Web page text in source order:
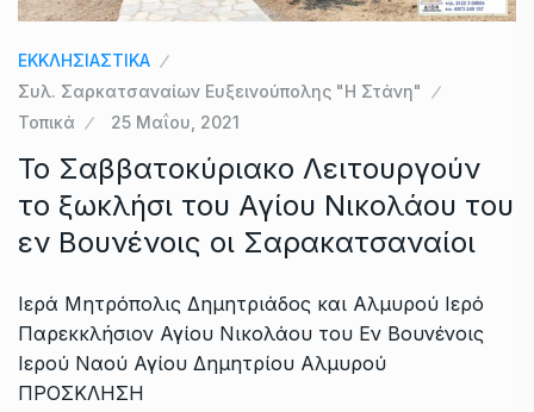
ΕΚΚΛΗΣΙΑΣΤΙΚΑ
Συλ. Σαρκατσαναίων Ευξεινούπολης "Η Στάνη"
Τοπικά
25 Μαΐου, 2021
Το Σαββατοκύριακο Λειτουργούν
το ξωκλήσι του Αγίου Νικολάου του
εν Βουνένοις οι Σαρακατσαναίοι
Ιερά Μητρόπολις Δημητριάδος και Αλμυρού Ιερό
Παρεκκλήσιον Αγίου Νικολάου του Εν Βουνένοις
Ιερού Ναού Αγίου Δημητρίου Αλμυρού
ΠΡΟΣΚΛΗΣΗ